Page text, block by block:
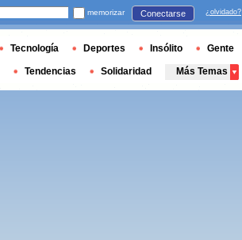
memorizar Conectarse ¿olvidado?
Tecnología Deportes Insólito Gente
Tendencias Solidaridad Más Temas